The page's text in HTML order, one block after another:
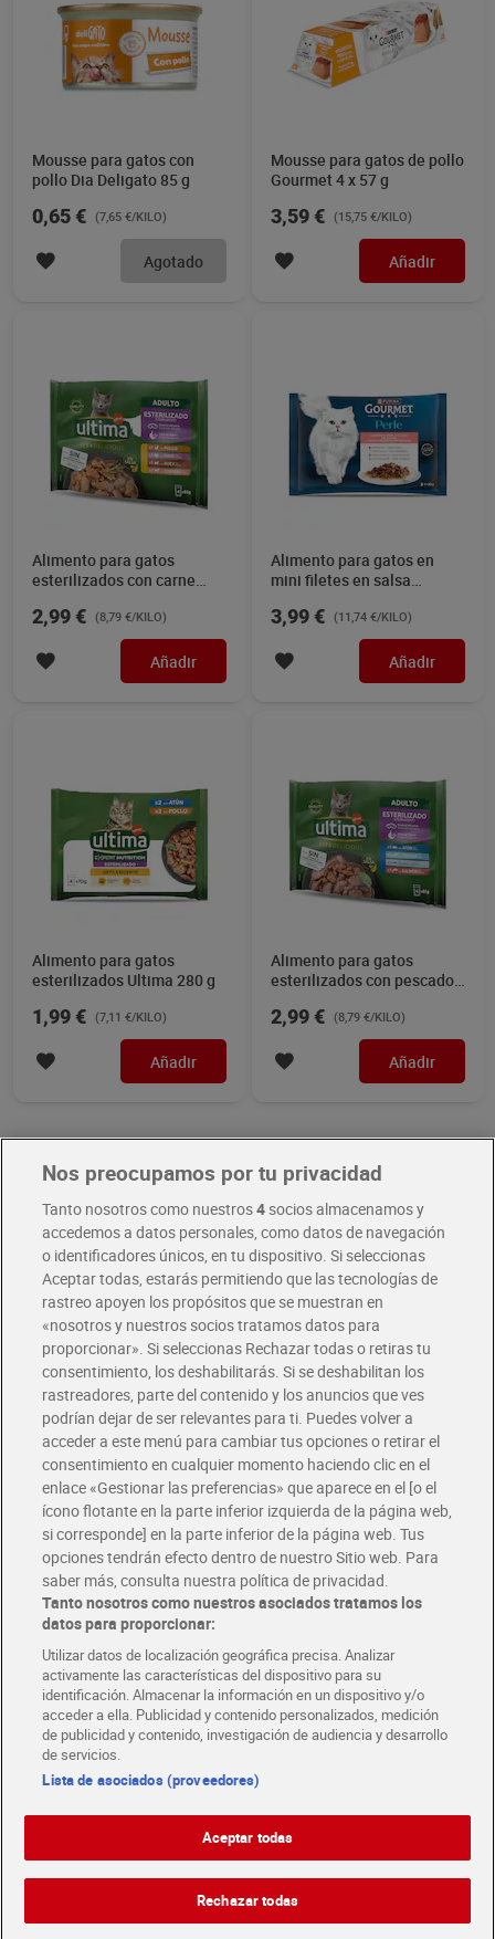
Mousse para gatos con
pollo Dia Deligato 85 g
0,65 € (7,65 €/KILO)
Agotado
Mousse para gatos de pollo
Gourmet 4 x 57 g
3,59 € (15,75 €/KILO)
Añadir
Alimento para gatos
esterilizados con carne
2,99 € (8,79 €/KILO)
Añadir
Alimento para gatos en
mini filetes en salsa
3,99 € (11,74 €/KILO)
Añadir
Alimento para gatos
esterilizados Ultima 280 g
1,99 € (7,11 €/KILO)
Añadir
Alimento para gatos
esterilizados con pescado
2,99 € (8,79 €/KILO)
Añadir
Descubre en Dia una gama de comida húmeda para gatos en
formatos de lata, sobre y tarrina. Estas opciones presentan diferentes
texturas como trozos en salsa, gelatinas o patés, elaborados con
carnes y pescados para completar la dieta felina.
Dia Supermercado online
Pide hoy, recibe hoy
Entrega rápida y en la franja horaria que mejor te venga.
Envío gratis por compras superiores a 100€
Envío estandar por 4,99€
Glovo y Uber Eats
Solicita tu factura de Glovo o Uber Eats
Únete al CLUB Dia
Disfruta las ventajas y ofertas exclusivas.
Descárgate la APP Dia
Folletos y Tiendas
Descubre las mejores ofertas y busca tu tienda más cercana
RECETAS COMER MEJOR CADA DIA EMPLEO
Nos preocupamos por tu privacidad
Tanto nosotros como nuestros4socios almacenamos y
accedemos a datos personales, como datos de navegación
o identificadores únicos, en tu dispositivo. Si seleccionas
Aceptar todas, estarás permitiendo que las tecnologías de
rastreo apoyen los propósitos que se muestran en
«nosotros y nuestros socios tratamos datos para
proporcionar». Si seleccionas Rechazar todas o retiras tu
consentimiento, los deshabilitarás. Si se deshabilitan los
rastreadores, parte del contenido y los anuncios que ves
podrían dejar de ser relevantes para ti. Puedes volver a
acceder a este menú para cambiar tus opciones o retirar el
consentimiento en cualquier momento haciendo clic en el
enlace «Gestionar las preferencias» que aparece en el [o el
ícono flotante en la parte inferior izquierda de la página web,
si corresponde] en la parte inferior de la página web. Tus
opciones tendrán efecto dentro de nuestro Sitio web. Para
saber más, consulta nuestra política de privacidad.
Tanto nosotros como nuestros asociados tratamos los
datos para proporcionar:
Utilizar datos de localización geográfica precisa. Analizar
activamente las características del dispositivo para su
identificación. Almacenar la información en un dispositivo y/o
acceder a ella. Publicidad y contenido personalizados, medición
de publicidad y contenido, investigación de audiencia y desarrollo
de servicios.
Lista de asociados (proveedores)
Aceptar todas
Rechazar todas